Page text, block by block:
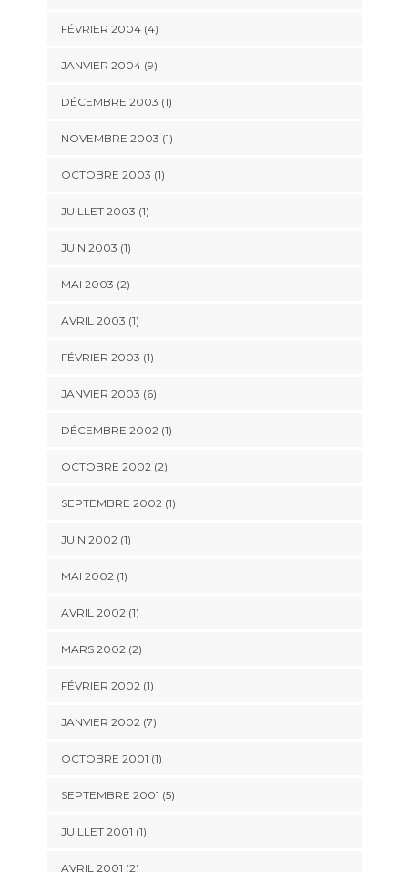
FÉVRIER 2004 (4)
JANVIER 2004 (9)
DÉCEMBRE 2003 (1)
NOVEMBRE 2003 (1)
OCTOBRE 2003 (1)
JUILLET 2003 (1)
JUIN 2003 (1)
MAI 2003 (2)
AVRIL 2003 (1)
FÉVRIER 2003 (1)
JANVIER 2003 (6)
DÉCEMBRE 2002 (1)
OCTOBRE 2002 (2)
SEPTEMBRE 2002 (1)
JUIN 2002 (1)
MAI 2002 (1)
AVRIL 2002 (1)
MARS 2002 (2)
FÉVRIER 2002 (1)
JANVIER 2002 (7)
OCTOBRE 2001 (1)
SEPTEMBRE 2001 (5)
JUILLET 2001 (1)
AVRIL 2001 (2)